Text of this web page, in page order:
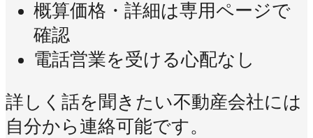
概算価格・詳細は専用ページで
確認
電話営業を受ける心配なし
詳しく話を聞きたい不動産会社には
自分から連絡可能です。